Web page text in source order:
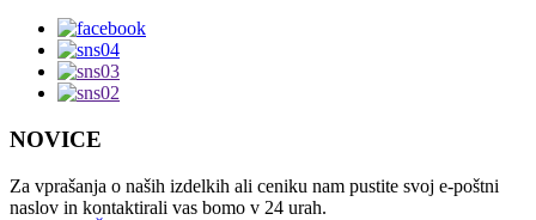
NOVICE
Za vprašanja o naših izdelkih ali ceniku nam pustite svoj e-poštni
naslov in kontaktirali vas bomo v 24 urah.